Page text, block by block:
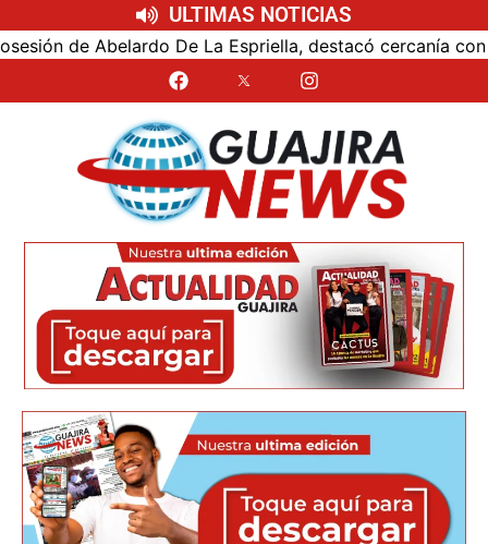
ULTIMAS NOTICIAS
de Abelardo De La Espriella, destacó cercanía con el